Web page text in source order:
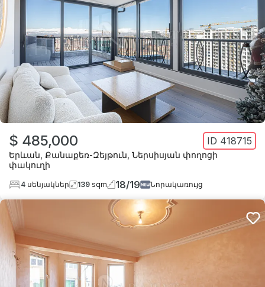
$ 485,000 ID 418715
Երևան Քանաքեռ-Զեյթուն Ներսիսյան փողոցի
փակուղի
4 սենյակներ 139 sqm 18/19 Նորակառույց